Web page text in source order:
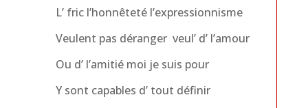
L’ fric l’honnêteté l’expressionnisme
Veulent pas déranger veul’ d’ l’amour
Ou d’ l’amitié moi je suis pour
Y sont capables d’ tout définir